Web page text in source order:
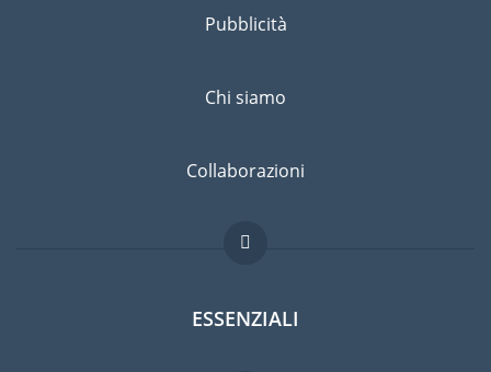
Pubblicità
Chi siamo
Collaborazioni
ESSENZIALI